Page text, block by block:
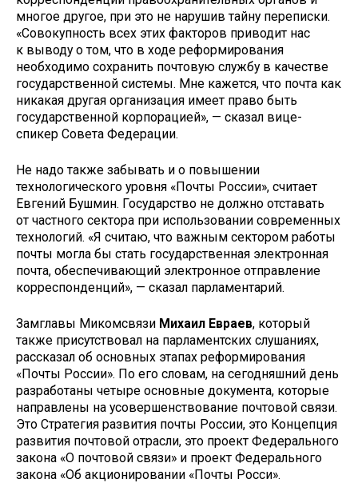
многое другое, при это не нарушив тайну переписки.
«Совокупность всех этих факторов приводит нас
к выводу о том, что в ходе реформирования
необходимо сохранить почтовую службу в качестве
государственной системы. Мне кажется, что почта как
никакая другая организация имеет право быть
государственной корпорацией», — сказал вице-
спикер Совета Федерации.
Не надо также забывать и о повышении
технологического уровня «Почты России», считает
Евгений Бушмин. Государство не должно отставать
от частного сектора при использовании современных
технологий. «Я считаю, что важным сектором работы
почты могла бы стать государственная электронная
почта, обеспечивающий электронное отправление
корреспонденций», — сказал парламентарий.
Замглавы Микомсвязи Михаил Евраев, который
также присутствовал на парламентских слушаниях,
рассказал об основных этапах реформирования
«Почты России». По его словам, на сегодняшний день
разработаны четыре основные документа, которые
направлены на усовершенствование почтовой связи.
Это Стратегия развития почты России, это Концепция
развития почтовой отрасли, это проект Федерального
закона «О почтовой связи» и проект Федерального
закона «Об акционировании «Почты Росси».